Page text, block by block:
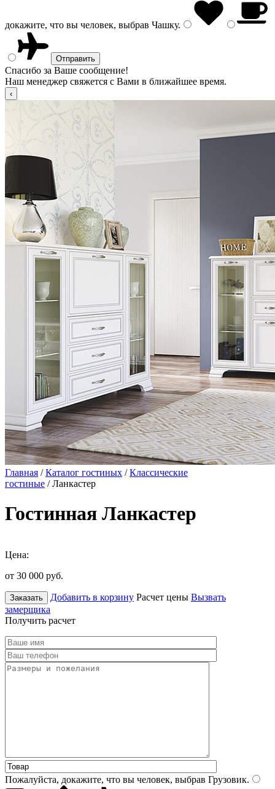
докажите, что вы человек, выбрав Чашку.
Спасибо за Ваше сообщение!
Наш менеджер свяжется с Вами в ближайшее время.
Главная /Каталог гостиных /Классические
гостиные / Ланкастер
Гостинная Ланкастер
Цена:
от 30 000 руб.
Заказать Добавить в корзину Расчет цены Вызвать
замерщика
Получить расчет
Пожалуйста, докажите, что вы человек, выбрав Грузовик.